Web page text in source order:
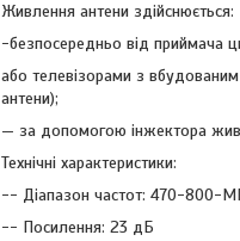
Живлення антени здійснюється:
-безпосередньо від приймача
або телевізорами з
антени);
— за допомогою інжектора
Технічні характеристики:
-- Діапазон частот: 470-800-
-- Посилення: 23 дБ